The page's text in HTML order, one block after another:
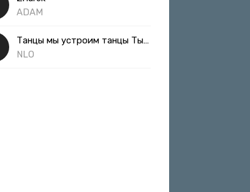
ADAM
Танцы мы устроим танцы Ты такая классная
NLO